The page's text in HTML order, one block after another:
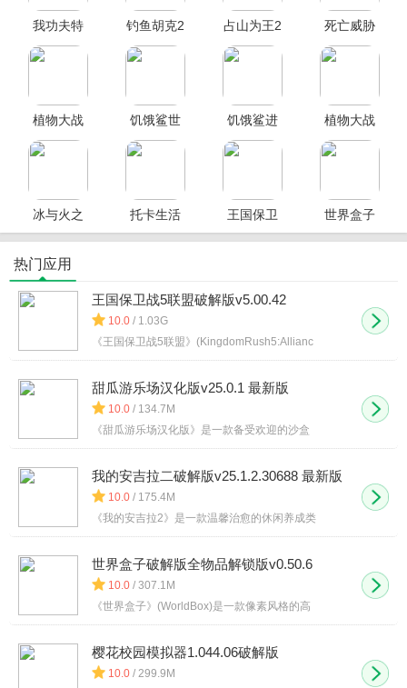
我功夫特
牛2破解版
钓鱼胡克2
破解版
占山为王2
破解版
死亡威胁
僵尸战争
内购破解
植物大战
僵尸2破解
饥饿鲨世
界破解版
饥饿鲨进
化中文破
植物大战
僵尸破解
冰与火之
舞手机版
托卡生活
世界破解
王国保卫
战5联盟破
世界盒子
破解版全
热门应用
王国保卫战5联盟破解版v5.00.42
10.0 / 1.03G
《王国保卫战5联盟》(KingdomRush5:Allianc
甜瓜游乐场汉化版v25.0.1 最新版
10.0 / 134.7M
《甜瓜游乐场汉化版》是一款备受欢迎的沙盒
我的安吉拉二破解版v25.1.2.30688 最新版
10.0 / 175.4M
《我的安吉拉2》是一款温馨治愈的休闲养成类
世界盒子破解版全物品解锁版v0.50.6
10.0 / 307.1M
《世界盒子》(WorldBox)是一款像素风格的高
樱花校园模拟器1.044.06破解版
10.0 / 299.9M